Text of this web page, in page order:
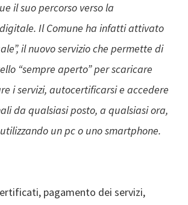
il suo percorso verso la
Il Comune ha infatti attivato
il nuovo servizio che permette di
“sempre aperto” per scaricare
i servizi, autocertificarsi e accedere
da qualsiasi posto, a qualsiasi ora,
un pc o uno smartphone.
pagamento dei servizi,